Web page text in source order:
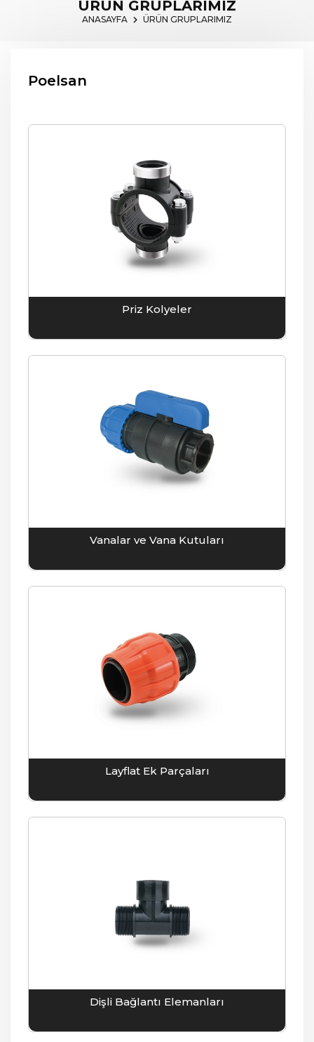
ÜRÜN GRUPLARIMIZ
ANASAYFA ÜRÜN GRUPLARIMIZ
Poelsan
Priz Kolyeler
Vanalar ve Vana Kutuları
Layflat Ek Parçaları
Dişli Bağlantı Elemanları